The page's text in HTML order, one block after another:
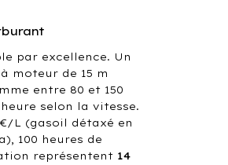
par excellence. Un
moteur de 15 m
entre 80 et 150
selon la vitesse.
€/L (gasoil détaxé en
100 heures de
représentent 14